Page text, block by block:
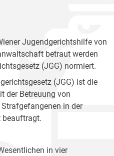
Jugendgerichtshilfe von
betraut werden
(JGG) normiert.
(JGG) ist die
der Betreuung von
in der
in vier